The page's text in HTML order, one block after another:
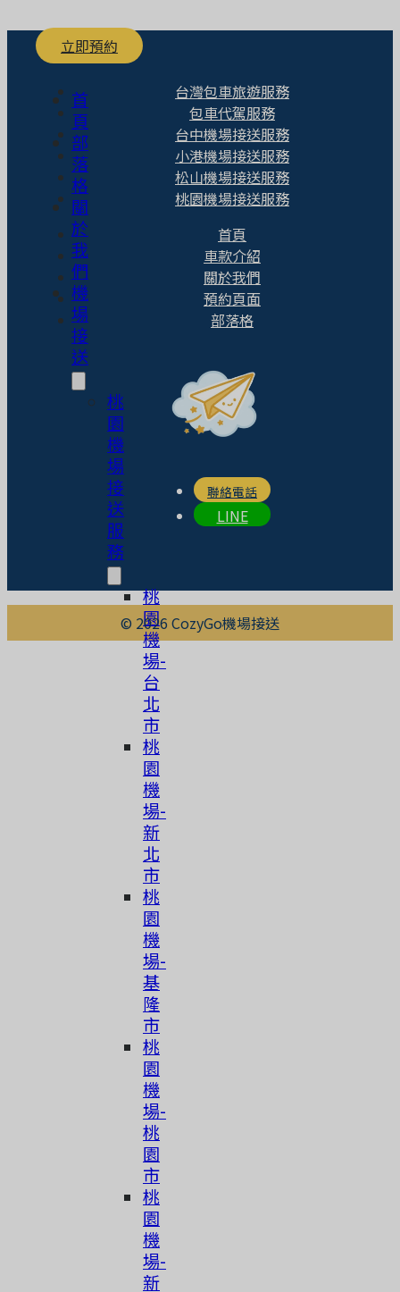
立即預約
首
頁
部
落
格
關
於
我
們
機
場
接
送
桃
園
機
場
接
送
服
務
桃
園
機
場-
台
北
市
桃
園
機
場-
新
北
市
桃
園
機
場-
基
隆
市
桃
園
機
場-
桃
園
市
桃
園
機
場-
新
台灣包車旅遊服務
包車代駕服務
台中機場接送服務
小港機場接送服務
松山機場接送服務
桃園機場接送服務
首頁
車款介紹
關於我們
預約頁面
部落格
聯絡電話
LINE
© 2026 CozyGo機場接送